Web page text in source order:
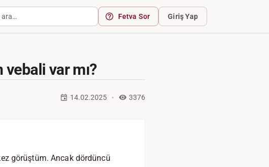
ara… Fetva Sor Giriş Yap
var mı?
14.02.2025 3376
görüştüm. Ancak dördüncü